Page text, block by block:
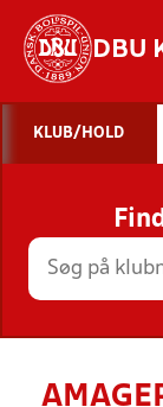
DBU
KLUB/HOLD